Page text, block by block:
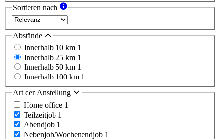
Sortieren nach
Abstände
Innerhalb 10 km 1
Innerhalb 25 km 1
Innerhalb 50 km 1
Innerhalb 100 km 1
Art der Anstellung
Home office 1
Teilzeitjob 1
Abendjob 1
Nebenjob/Wochenendjob 1